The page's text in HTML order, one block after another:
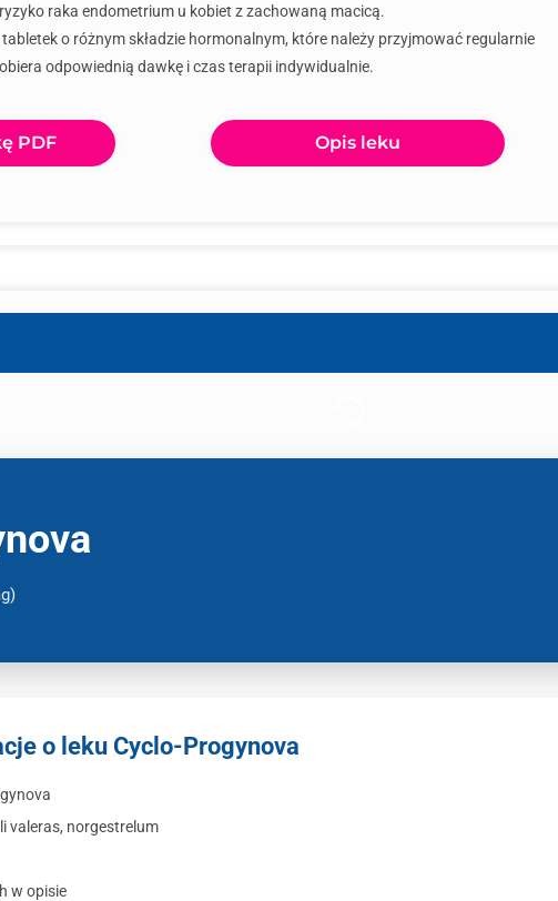
raka endometrium u kobiet z zachowaną macicą.
o różnym składzie hormonalnym, które należy przyjmować regularnie
odpowiednią dawkę i czas terapii indywidualnie.
PDF Opis leku
o leku Cyclo-Progynova
valeras, norgestrelum
w opisie